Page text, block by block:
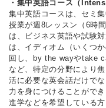
・集中英語コース（
集中英語コースは、セミ
授業が週8レッスン（6時
は、ビジネス英語や試験
は、イディオム（いくつ
回し、by the wayやtake
など、特定の分野により
活に必要な英会話だけで
力を身につけることがで
進学などを希望している